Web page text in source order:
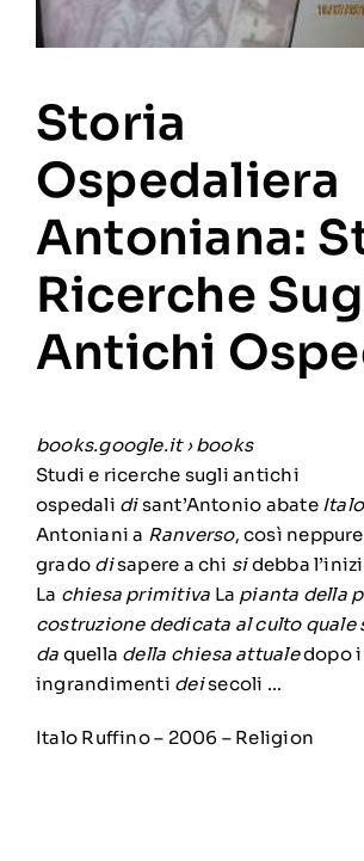
Storia
Ospedaliera
Antoniana:
Ricerche
Antichi
books.google.it› books
Studi e ricerche sugli antichi
ospedali disant’Antonio abate
Antoniani a Ranverso, così
grado disapere a chi sidebba l’
La chiesa primitiva La pianta della
costruzione dedicata al culto quale
da quella della chiesa attualedopo i
ingrandimenti deisecoli …
Italo Ruffino– 2006 – ‎Religion